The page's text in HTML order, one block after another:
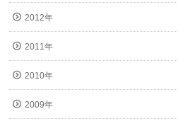
2012年
2011年
2010年
2009年